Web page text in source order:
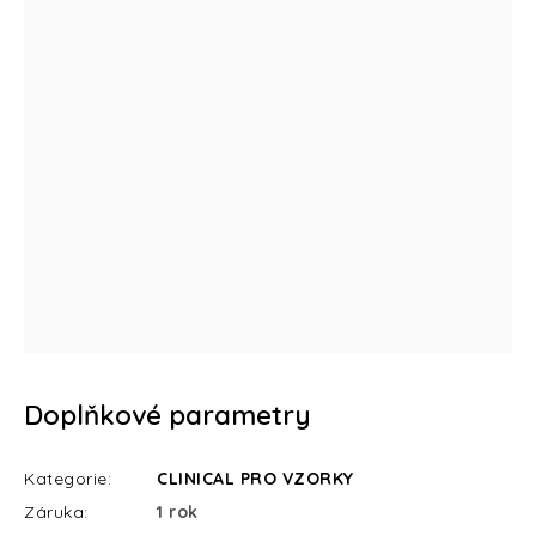
Doplňkové parametry
Kategorie:
CLINICAL PRO VZORKY
Záruka:
1 rok